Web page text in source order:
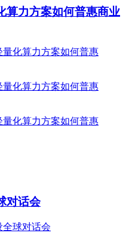
算力方案如何普惠商业
对话会